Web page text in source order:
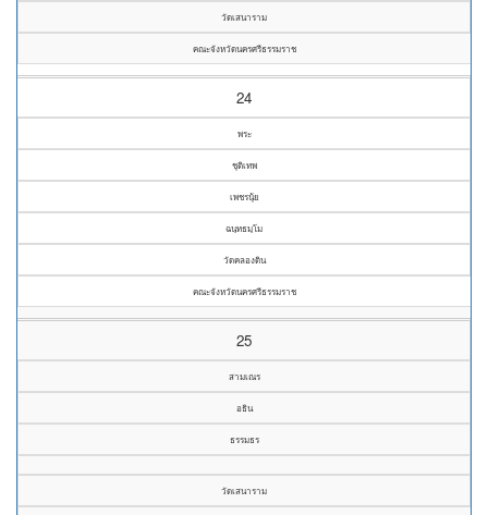
วัดเสนาราม
คณะจังหวัดนครศรีธรรมราช
24
พระ
ชุติเทพ
เพชรนุ้ย
ฉนฺทธมฺโม
วัดคลองดิน
คณะจังหวัดนครศรีธรรมราช
25
สามเณร
อธิน
ธรรมธร
วัดเสนาราม